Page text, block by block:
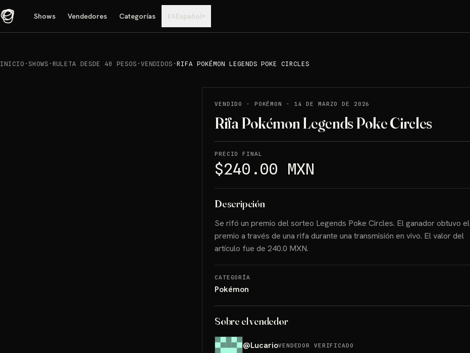
Shows Vendedores Categorías ES Español▾
INICIO · SHOWS · RULETA DESDE 40 PESOS · VENDIDOS ·RIFA POKÉMON LEGENDS POKE CIRCLES
VENDIDO · POKÉMON · 14 DE MARZO DE 2026
Rifa Pokémon Legends Poke Circles
PRECIO FINAL
$240.00 MXN
Descripción
Se rifó un premio del sorteo Legends Poke Circles. El ganador obtuvo el
premio a través de una rifa durante una transmisión en vivo. El valor del
artículo fue de 240.0 MXN.
CATEGORÍA
Pokémon
Sobre el vendedor
@LucarioVENDEDOR VERIFICADO